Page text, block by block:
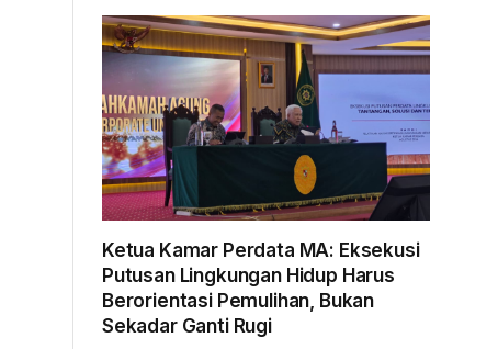
Ketua Kamar Perdata MA: Eksekusi
Putusan Lingkungan Hidup Harus
Berorientasi Pemulihan, Bukan
Sekadar Ganti Rugi